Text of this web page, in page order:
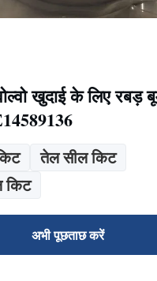
खुदाई के लिए रबड़
तेल सील किट
किट
अभी पूछताछ करें